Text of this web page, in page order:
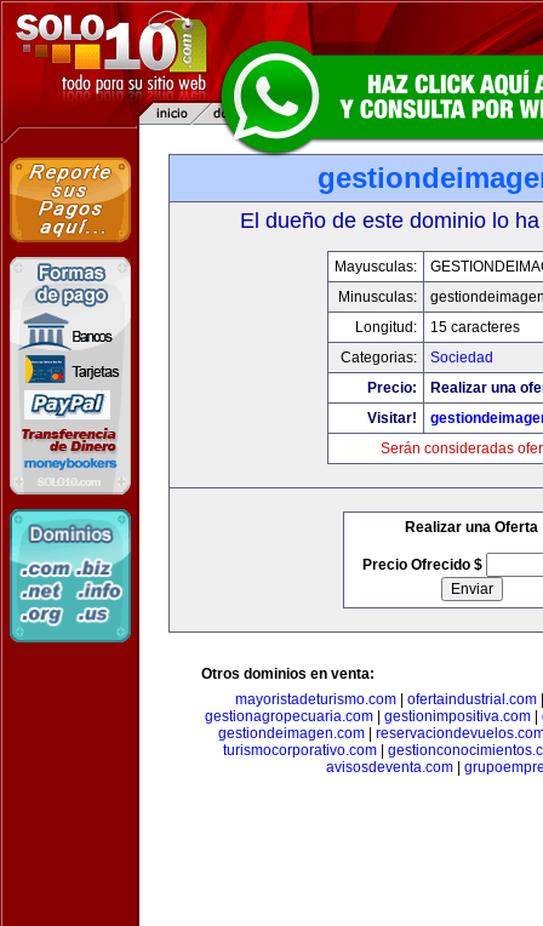
El dueño de este dominio lo
Mayusculas:
Minusculas:
Longitud:
15 caracteres
Categorias:
Sociedad
Precio:
Realizar una
Visitar!
Serán consideradas
Realizar una Oferta
Precio Ofrecido $
Otros dominios en venta:
mayoristadeturismo.com| ofertaindustrial.com
gestionagropecuaria.com
gestionimpositiva.com
gestiondeimagen.com
turismocorporativo.com
avisosdeventa.com